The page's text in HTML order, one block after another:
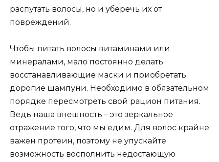
распутать волосы, но и уберечь их от
повреждений.
Чтобы питать волосы витаминами или
минералами, мало постоянно делать
восстанавливающие маски и приобретать
дорогие шампуни. Необходимо в обязательном
порядке пересмотреть свой рацион питания.
Ведь наша внешность – это зеркальное
отражение того, что мы едим. Для волос крайне
важен протеин, поэтому не упускайте
возможность восполнить недостающую